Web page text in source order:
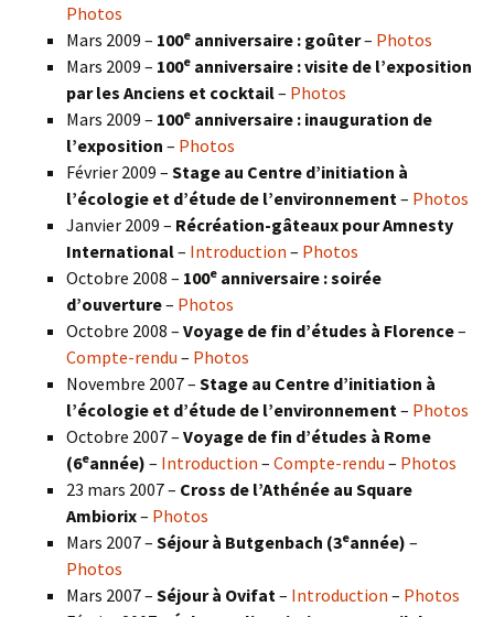
Photos
Mars 2009 – 100e anniversaire : goûter– Photos
Mars 2009 – 100e anniversaire : visite de l’exposition
par les Anciens et cocktail– Photos
Mars 2009 – 100e anniversaire : inauguration de
l’exposition – Photos
Février 2009 – Stage au Centre d’initiation à
l’écologie et d’étude de l’environnement – Photos
Janvier 2009 – Récréation-gâteaux pour Amnesty
International– Introduction – Photos
Octobre 2008 – 100e anniversaire : soirée
d’ouverture– Photos
Octobre 2008 – Voyage de fin d’études à Florence–
Compte-rendu – Photos
Novembre 2007 – Stage au Centre d’initiation à
l’écologie et d’étude de l’environnement – Photos
Octobre 2007 – Voyage de fin d’études à Rome
(6eannée) – Introduction – Compte-rendu – Photos
23 mars 2007 – Cross de l’Athénée au Square
Ambiorix– Photos
Mars 2007 – Séjour à Butgenbach (3eannée) –
Photos
Mars 2007 – Séjour à Ovifat – Introduction – Photos